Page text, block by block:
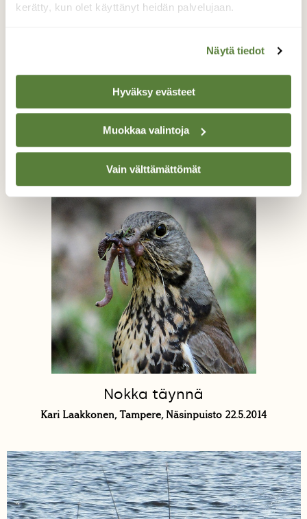
kerätty, kun olet käyttänyt heidän palvelujaan.
Näytä tiedot
Hyväksy evästeet
Muokkaa valintoja
Vain välttämättömät
Kosiskelua
Tuula Vilva, Vantaa 14.5.2014
Nokka täynnä
Kari Laakkonen, Tampere, Näsinpuisto 22.5.2014